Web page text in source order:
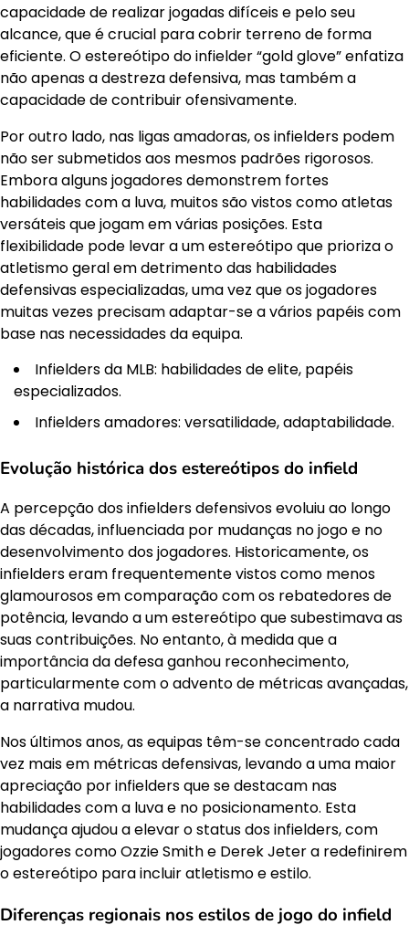
capacidade de realizar jogadas difíceis e pelo seu
alcance, que é crucial para cobrir terreno de forma
eficiente. O estereótipo do infielder “gold glove” enfatiza
não apenas a destreza defensiva, mas também a
capacidade de contribuir ofensivamente.
Por outro lado, nas ligas amadoras, os infielders podem
não ser submetidos aos mesmos padrões rigorosos.
Embora alguns jogadores demonstrem fortes
habilidades com a luva, muitos são vistos como atletas
versáteis que jogam em várias posições. Esta
flexibilidade pode levar a um estereótipo que prioriza o
atletismo geral em detrimento das habilidades
defensivas especializadas, uma vez que os jogadores
muitas vezes precisam adaptar-se a vários papéis com
base nas necessidades da equipa.
Infielders da MLB: habilidades de elite, papéis
especializados.
Infielders amadores: versatilidade, adaptabilidade.
Evolução histórica dos estereótipos do infield
A percepção dos infielders defensivos evoluiu ao longo
das décadas, influenciada por mudanças no jogo e no
desenvolvimento dos jogadores. Historicamente, os
infielders eram frequentemente vistos como menos
glamourosos em comparação com os rebatedores de
potência, levando a um estereótipo que subestimava as
suas contribuições. No entanto, à medida que a
importância da defesa ganhou reconhecimento,
particularmente com o advento de métricas avançadas,
a narrativa mudou.
Nos últimos anos, as equipas têm-se concentrado cada
vez mais em métricas defensivas, levando a uma maior
apreciação por infielders que se destacam nas
habilidades com a luva e no posicionamento. Esta
mudança ajudou a elevar o status dos infielders, com
jogadores como Ozzie Smith e Derek Jeter a redefinirem
o estereótipo para incluir atletismo e estilo.
Diferenças regionais nos estilos de jogo do infield